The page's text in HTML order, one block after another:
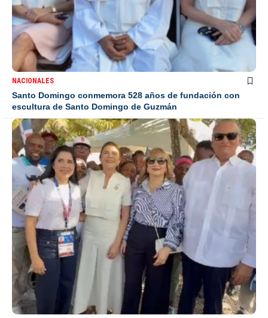
NACIONALES
Santo Domingo conmemora 528 años de fundación con
escultura de Santo Domingo de Guzmán